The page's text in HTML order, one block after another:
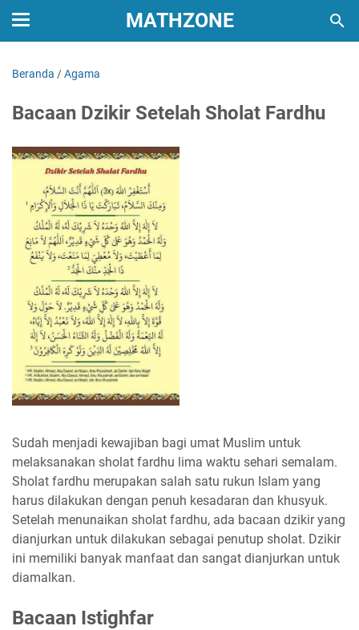
MATHZONE
Beranda /Agama
Bacaan Dzikir Setelah Sholat Fardhu
Sudah menjadi kewajiban bagi umat Muslim untuk
melaksanakan sholat fardhu lima waktu sehari semalam.
Sholat fardhu merupakan salah satu rukun Islam yang
harus dilakukan dengan penuh kesadaran dan khusyuk.
Setelah menunaikan sholat fardhu, ada bacaan dzikir yang
dianjurkan untuk dilakukan sebagai penutup sholat. Dzikir
ini memiliki banyak manfaat dan sangat dianjurkan untuk
diamalkan.
Bacaan Istighfar